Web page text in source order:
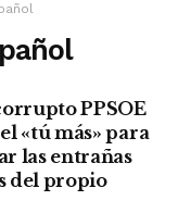
PPSOE
«tú más» para
las entrañas
del propio